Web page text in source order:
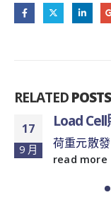
RELATEDPOSTS
17
9 月
Load
荷重元散
read more